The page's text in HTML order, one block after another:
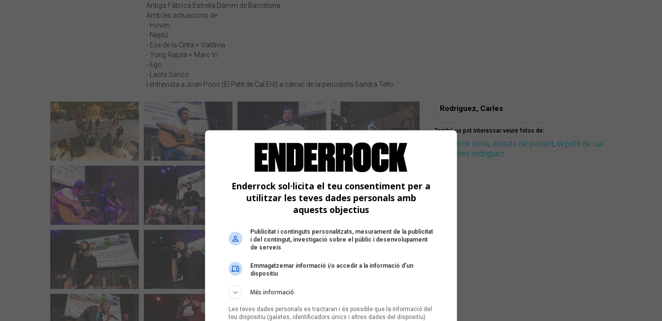
Antiga Fàbrica Estrella Damm de Barcelona.
Amb les actuacions de:
- Hoven
- Neptú
- Ese de la Cinta + Valdivia
- Yung Rajola + Marc Vi
- Ego
- Lasta Sanco
I entrevista a Joan Pons (El Petit de Cal Eril) a càrrec de la periodista Sandra Tello
Rodríguez, Carles
També us pot interessar veure fotos de:
enderrock sona, estrats de ponent, el petit de cal
Carles rodríguez
Enderrock sol·licita el teu consentiment per a
utilitzar les teves dades personals amb
aquests objectius
Publicitat i continguts personalitzats, mesurament de la publicitat
i del contingut, investigació sobre el públic i desenvolupament
de serveis
Emmagatzemar informació i/o accedir a la informació d’un
dispositiu
Més informació
Les teves dades personals es tractaran i és possible que la informació del
teu dispositiu (galetes, identificadors únics i altres dades del dispositiu)